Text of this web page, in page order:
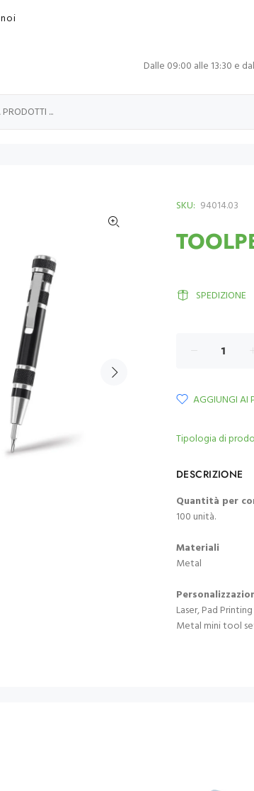
Dalle 09:00 alle 13:30 e
SKU: 94014.03
SPEDIZIONE
AGGIUNGI AI
Tipologia di
DESCRIZIONE
Quantità per
100 unità.
Materiali
Metal
Laser, Pad Printing
Metal mini tool